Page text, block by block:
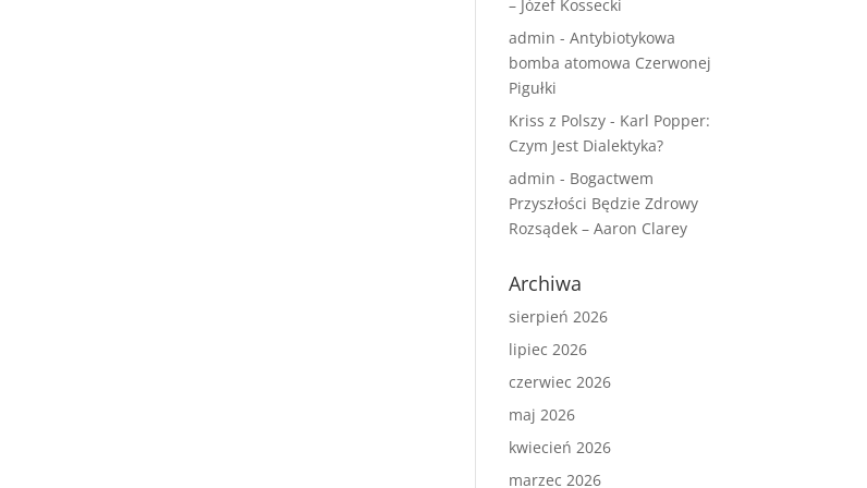
– Józef Kossecki
admin -Antybiotykowa
bomba atomowa Czerwonej
Pigułki
Kriss z Polszy - Karl Popper:
Czym Jest Dialektyka?
admin - Bogactwem
Przyszłości Będzie Zdrowy
Rozsądek – Aaron Clarey
Archiwa
sierpień 2026
lipiec 2026
czerwiec 2026
maj 2026
kwiecień 2026
marzec 2026